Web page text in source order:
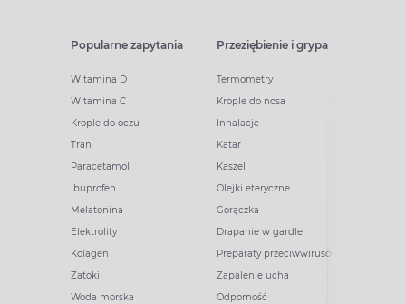
Popularne zapytania
Witamina D
Witamina C
Krople do oczu
Tran
Paracetamol
Ibuprofen
Melatonina
Elektrolity
Kolagen
Zatoki
Woda morska
Przeziębienie i grypa
Termometry
Krople do nosa
Inhalacje
Katar
Kaszel
Olejki eteryczne
Gorączka
Drapanie w gardle
Preparaty przeciwwirusowe
Zapalenie ucha
Odporność